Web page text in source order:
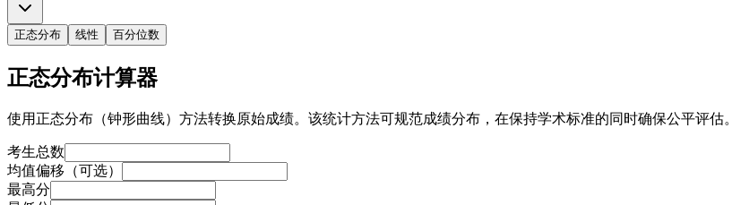
正态分布 线性 百分位数
正态分布计算器
使用正态分布（钟形曲线）方法转换原始成绩。该统计方法可规范成绩分布，在保持学术标准的同时确保公平评估。
考生总数
均值偏移（可选）
最高分